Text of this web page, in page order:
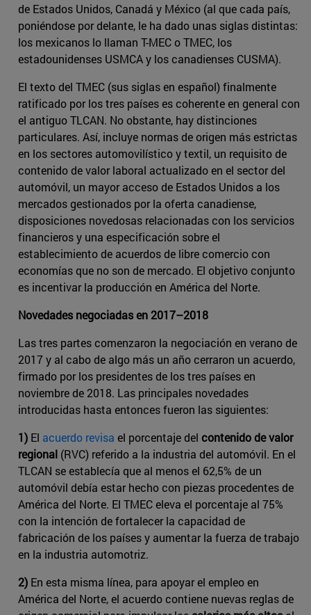
de Estados Unidos, Canadá y México (al que cada país,
poniéndose por delante, le ha dado unas siglas distintas:
los mexicanos lo llaman T-MEC o TMEC, los
estadounidenses USMCA y los canadienses CUSMA).
El texto del TMEC (sus siglas en español) finalmente
ratificado por los tres países es coherente en general con
el antiguo TLCAN. No obstante, hay distinciones
particulares. Así, incluye normas de origen más estrictas
en los sectores automovilístico y textil, un requisito de
contenido de valor laboral actualizado en el sector del
automóvil, un mayor acceso de Estados Unidos a los
mercados gestionados por la oferta canadiense,
disposiciones novedosas relacionadas con los servicios
financieros y una especificación sobre el
establecimiento de acuerdos de libre comercio con
economías que no son de mercado. El objetivo conjunto
es incentivar la producción en América del Norte.
Novedades negociadas en 2017–2018
Las tres partes comenzaron la negociación en verano de
2017 y al cabo de algo más un año cerraron un acuerdo,
firmado por los presidentes de los tres países en
noviembre de 2018. Las principales novedades
introducidas hasta entonces fueron las siguientes:
1) El acuerdo revisa el porcentaje del contenido de valor
regional (RVC) referido a la industria del automóvil. En el
TLCAN se establecía que al menos el 62,5% de un
automóvil debía estar hecho con piezas procedentes de
América del Norte. El TMEC eleva el porcentaje al 75%
con la intención de fortalecer la capacidad de
fabricación de los países y aumentar la fuerza de trabajo
en la industria automotriz.
2) En esta misma línea, para apoyar el empleo en
América del Norte, el acuerdo contiene ​nuevas reglas de